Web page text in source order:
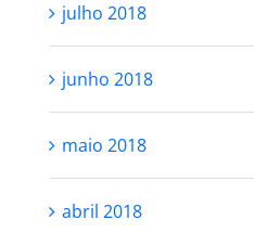
julho 2018
junho 2018
maio 2018
abril 2018